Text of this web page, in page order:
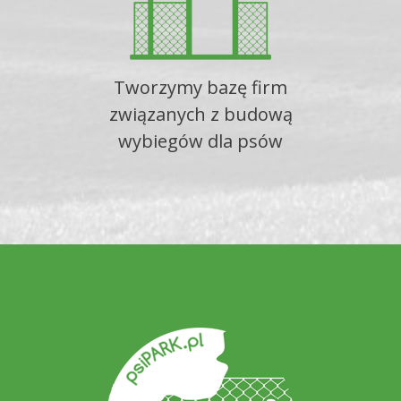
Tworzymy bazę firm
związanych z budową
wybiegów dla psów